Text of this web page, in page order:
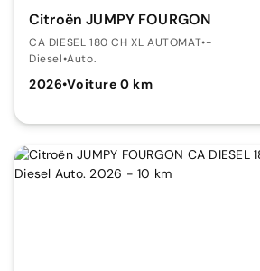
Citroën JUMPY FOURGON
CA DIESEL 180 CH XL AUTOMAT•-
Diesel•Auto.
2026•Voiture 0 km